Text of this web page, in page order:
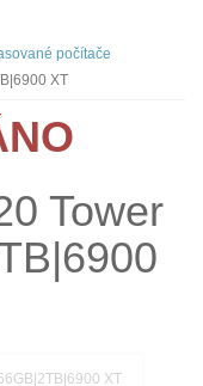
počítače
XT
Tower